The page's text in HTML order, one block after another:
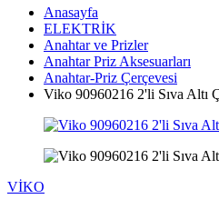
Anasayfa
ELEKTRİK
Anahtar ve Prizler
Anahtar Priz Aksesuarları
Anahtar-Priz Çerçevesi
Viko 90960216 2'li Sıva Altı
VİKO